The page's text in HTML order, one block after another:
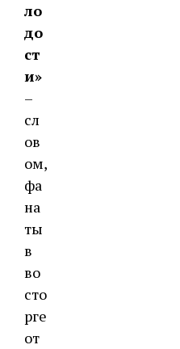
ло
до
ст
и»
–
сл
ов
ом,
фа
на
ты
в
во
сто
рге
от